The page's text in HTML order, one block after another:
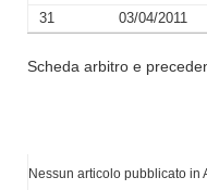
31
03/04/2011
Scheda arbitro e
Nessun articolo pubblicato in